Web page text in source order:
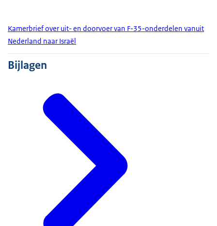
Kamerbrief over uit- en doorvoer van F-35-onderdelen vanuit
Nederland naar Israël
Bijlagen